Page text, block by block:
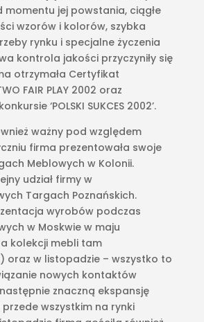
momentu jej powstania, ciągłe
wzorów i kolorów, szybka
rynku i specjalne życzenia
kontrola jakości przyczyniły się
otrzymała Certyfikat
FAIR PLAY 2002 oraz
‘POLSKI SUKCES 2002’.
ważny pod względem
firma prezentowała swoje
Meblowych w Kolonii.
udział firmy w
Targach Poznańskich.
wyrobów podczas
w Moskwie w maju
kolekcji mebli tam
oraz w listopadzie – wszystko to
nowych kontaktów
znaczną ekspansję
wszystkim na rynki